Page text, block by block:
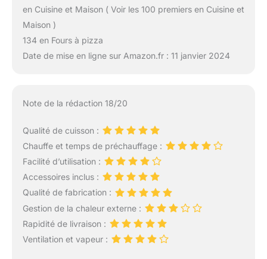
en Cuisine et Maison ( Voir les 100 premiers en Cuisine et
Maison )
134 en Fours à pizza
Date de mise en ligne sur Amazon.fr : 11 janvier 2024
Note de la rédaction 18/20
Qualité de cuisson :
Chauffe et temps de préchauffage :
Facilité d’utilisation :
Accessoires inclus :
Qualité de fabrication :
Gestion de la chaleur externe :
Rapidité de livraison :
Ventilation et vapeur :